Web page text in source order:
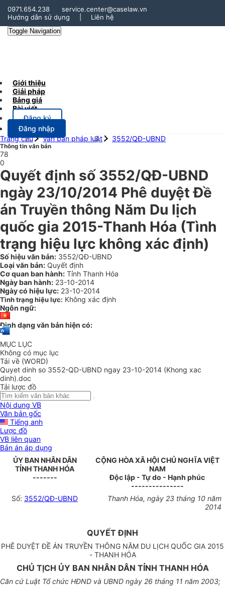
0971.654.238
service.center@caselaw.vn
Hướng dẫn sử dụng
Liên hệ
Toggle Navigation
Giới thiệu
Giải pháp
Bảng giá
Bài viết
Đăng ký
Đăng nhập
Trang chủ
Văn bản pháp luật 3552/QĐ-UBND
Thông tin văn bản
78
0
Quyết định số 3552/QĐ-UBND
ngày 23/10/2014 Phê duyệt Đề
án Truyền thông Năm Du lịch
quốc gia 2015-Thanh Hóa (Tình
trạng hiệu lực không xác định)
Số hiệu văn bản: 3552/QĐ-UBND
Loại văn bản: Quyết định
Cơ quan ban hành: Tỉnh Thanh Hóa
Ngày ban hành: 23-10-2014
Ngày có hiệu lực: 23-10-2014
Tình trạng hiệu lực: Không xác định
Ngôn ngữ:
Định dạng văn bản hiện có:
MỤC LỤC
Không có mục lục
Tải về (WORD)
Quyet dinh so 3552-QD-UBND ngay 23-10-2014 (Khong xac
dinh).doc
Tải lược đồ
Nội dung VB
Văn bản gốc
Tiếng anh
Lược đồ
VB liên quan
Bản án áp dụng
ỦY BAN NHÂN DÂN
TỈNH THANH HÓA
-------
CỘNG HÒA XÃ HỘI CHỦ NGHĨA VIỆT
NAM
Độc lập - Tự do - Hạnh phúc
---------------
Số: 3552/QĐ-UBND
Thanh Hóa, ngày 23 tháng 10 năm
2014
QUYẾT ĐỊNH
PHÊ DUYỆT ĐỀ ÁN TRUYỀN THÔNG NĂM DU LỊCH QUỐC GIA 2015
- THANH HÓA
CHỦ TỊCH ỦY BAN NHÂN DÂN TỈNH THANH HÓA
Căn cứ Luật Tổ chức HĐND và UBND ngày 26 tháng 11 năm 2003;